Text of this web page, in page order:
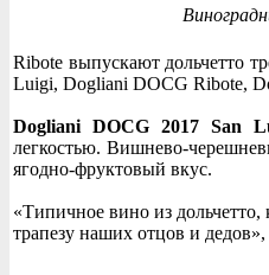
Ribote выпускают дольчетто
Luigi, Dogliani DOCG Ribote,
Dogliani DOCG 2017 San
легкостью. Вишнево-
ягодно-фруктовый вкус.
«Типичное вино из
трапезу наших отцов и